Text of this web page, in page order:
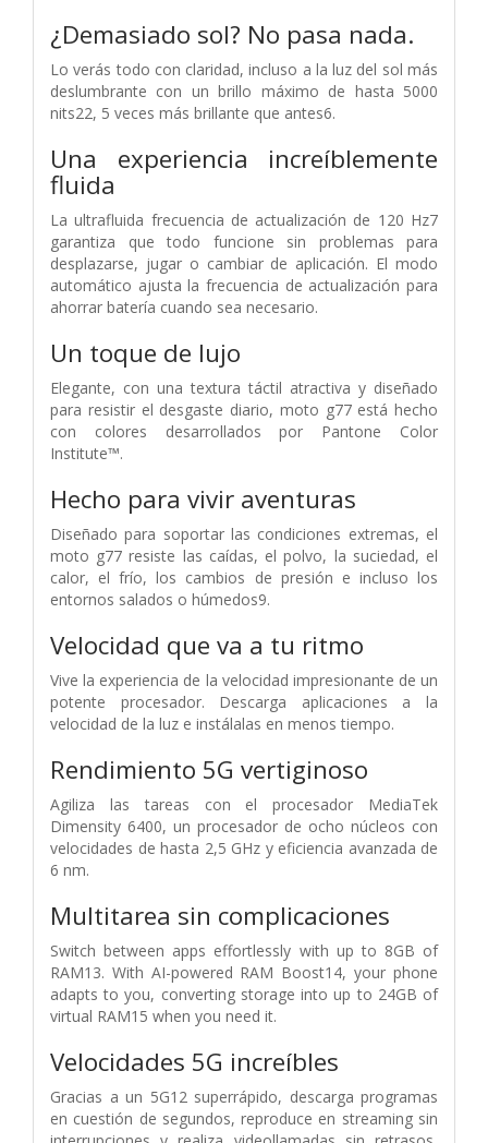
¿Demasiado sol? No pasa nada.
Lo verás todo con claridad, incluso a la luz del sol más
deslumbrante con un brillo máximo de hasta 5000
nits22, 5 veces más brillante que antes6.
Una experiencia increíblemente
fluida
La ultrafluida frecuencia de actualización de 120 Hz7
garantiza que todo funcione sin problemas para
desplazarse, jugar o cambiar de aplicación. El modo
automático ajusta la frecuencia de actualización para
ahorrar batería cuando sea necesario.
Un toque de lujo
Elegante, con una textura táctil atractiva y diseñado
para resistir el desgaste diario, moto g77 está hecho
con colores desarrollados por Pantone Color
Institute™.
Hecho para vivir aventuras
Diseñado para soportar las condiciones extremas, el
moto g77 resiste las caídas, el polvo, la suciedad, el
calor, el frío, los cambios de presión e incluso los
entornos salados o húmedos9.
Velocidad que va a tu ritmo
Vive la experiencia de la velocidad impresionante de un
potente procesador. Descarga aplicaciones a la
velocidad de la luz e instálalas en menos tiempo.
Rendimiento 5G vertiginoso
Agiliza las tareas con el procesador MediaTek
Dimensity 6400, un procesador de ocho núcleos con
velocidades de hasta 2,5 GHz y eficiencia avanzada de
6 nm.
Multitarea sin complicaciones
Switch between apps effortlessly with up to 8GB of
RAM13. With AI-powered RAM Boost14, your phone
adapts to you, converting storage into up to 24GB of
virtual RAM15 when you need it.
Velocidades 5G increíbles
Gracias a un 5G12 superrápido, descarga programas
en cuestión de segundos, reproduce en streaming sin